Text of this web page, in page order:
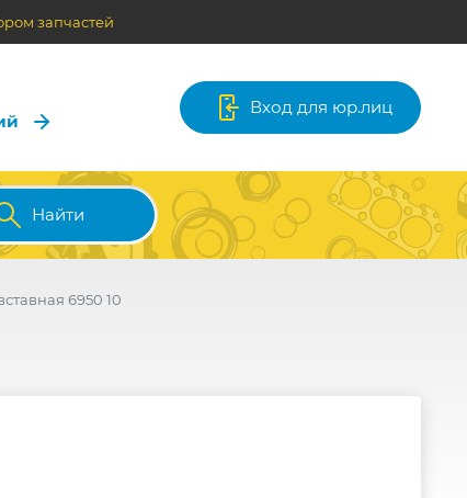
запчастей
Вход для юр.лиц
Найти
6950 10